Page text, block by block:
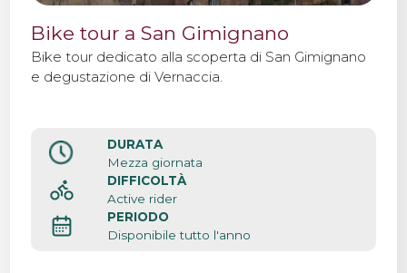
Bike tour a San Gimignano
Bike tour dedicato alla scoperta di San Gimignano
e degustazione di Vernaccia.
DURATA
Mezza giornata
DIFFICOLTÀ
Active rider
PERIODO
Disponibile tutto l'anno